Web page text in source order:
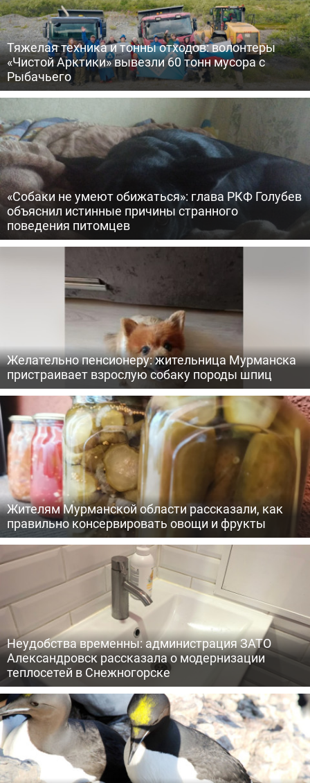
Тяжелая техника и тонны отходов: волонтеры
«Чистой Арктики» вывезли 60 тонн мусора с
Рыбачьего
«Собаки не умеют обижаться»: глава РКФ Голубев
объяснил истинные причины странного
поведения питомцев
Желательно пенсионеру: жительница Мурманска
пристраивает взрослую собаку породы шпиц
Жителям Мурманской области рассказали, как
правильно консервировать овощи и фрукты
Неудобства временны: администрация ЗАТО
Александровск рассказала о модернизации
теплосетей в Снежногорске